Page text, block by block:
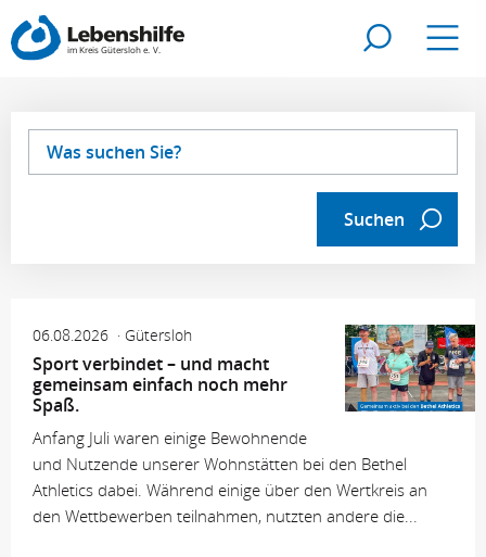
Zur Suche
Suchen
06.08.2026 Gütersloh
Sport verbindet – und macht
gemeinsam einfach noch mehr
Spaß.
Anfang Juli waren einige Bewohnende
und Nutzende unserer Wohnstätten bei den Bethel
Athletics dabei. Während einige über den Wertkreis an
den Wettbewerben teilnahmen, nutzten andere die...